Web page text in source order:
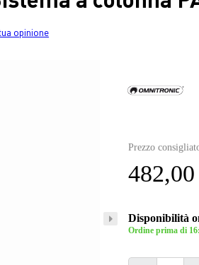
opinione
Prezzo
Disponibilità
Ordine prima di